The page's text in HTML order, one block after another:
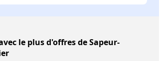
le plus d'offres de Sapeur-